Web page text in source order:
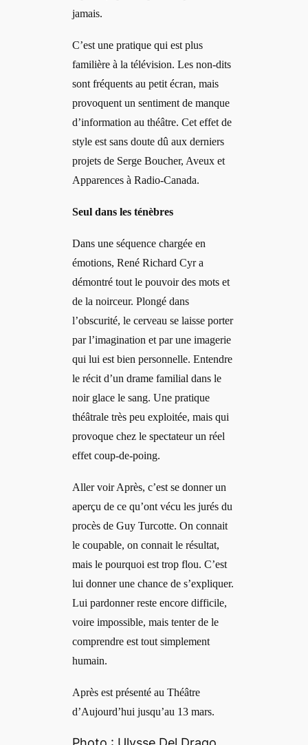
jamais.
C’est une pratique qui est plus
familière à la télévision. Les non-dits
sont fréquents au petit écran, mais
provoquent un sentiment de manque
d’information au théâtre. Cet effet de
style est sans doute dû aux derniers
projets de Serge Boucher, Aveux et
Apparences à Radio-Canada.
Seul dans les ténèbres
Dans une séquence chargée en
émotions, René Richard Cyr a
démontré tout le pouvoir des mots et
de la noirceur. Plongé dans
l’obscurité, le cerveau se laisse porter
par l’imagination et par une imagerie
qui lui est bien personnelle. Entendre
le récit d’un drame familial dans le
noir glace le sang. Une pratique
théâtrale très peu exploitée, mais qui
provoque chez le spectateur un réel
effet coup-de-poing.
Aller voir Après, c’est se donner un
aperçu de ce qu’ont vécu les jurés du
procès de Guy Turcotte. On connait
le coupable, on connait le résultat,
mais le pourquoi est trop flou. C’est
lui donner une chance de s’expliquer.
Lui pardonner reste encore difficile,
voire impossible, mais tenter de le
comprendre est tout simplement
humain.
Après est présenté au Théâtre
d’Aujourd’hui jusqu’au 13 mars.